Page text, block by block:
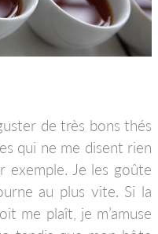
de très bons thés
qui ne me disent rien
exemple. Je les goûte
au plus vite. Si la
me plaît, je m’amuse